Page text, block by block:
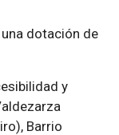
dotación de
y
Barrio